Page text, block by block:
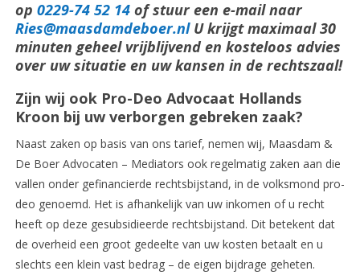
op 0229-74 52 14of stuur een e-mail naar
Ries@maasdamdeboer.nl U krijgt maximaal 30
minuten geheel vrijblijvend en kosteloos advies
over uw situatie en uw kansen in de rechtszaal!
Zijn wij ook Pro-Deo Advocaat Hollands
Kroon bij uw verborgen gebreken zaak?
Naast zaken op basis van ons tarief, nemen wij, Maasdam &
De Boer Advocaten – Mediators ook regelmatig zaken aan die
vallen onder gefinancierde rechtsbijstand, in de volksmond pro-
deo genoemd. Het is afhankelijk van uw inkomen of u recht
heeft op deze gesubsidieerde rechtsbijstand. Dit betekent dat
de overheid een groot gedeelte van uw kosten betaalt en u
slechts een klein vast bedrag – de eigen bijdrage geheten.